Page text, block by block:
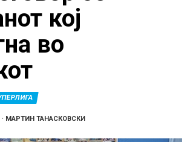
кој
во
• МАРТИН ТАНАСКОВСКИ